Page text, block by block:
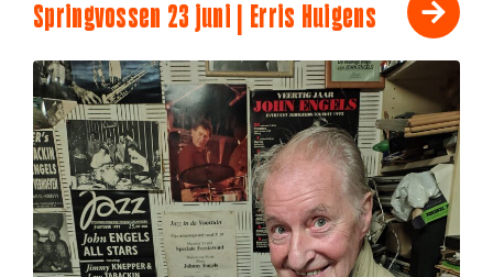
Springvossen 23 juni | Erris Huigens